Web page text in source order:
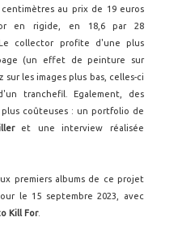
au prix de 19 euros
en rigide, en 18,6 par 28
collector profite d'une plus
(un effet de peinture sur
sur les images plus bas, celles-ci
tranchefil. Egalement, des
coûteuses : un portfolio de
et une interview réalisée
premiers albums de ce projet
le 15 septembre 2023, avec
Kill For.